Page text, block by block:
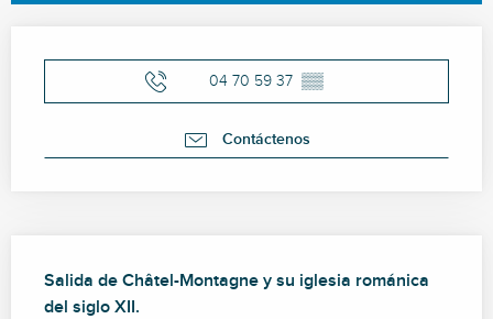
Horarios y datos de contacto
04 70 59 37 ▒▒
Contáctenos
Salida de Châtel-Montagne y su iglesia románica
del siglo XII.